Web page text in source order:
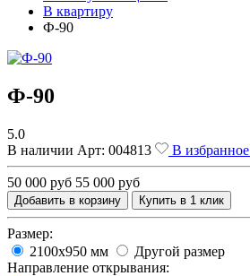
В квартиру
Ф-90
Ф-90
5.0
В наличии Арт: 004813 В избранное
50 000 руб 55 000 руб
Добавить в корзину Купить в 1 клик
Размер:
2100x950 мм
Другой размер
Направление открывания: